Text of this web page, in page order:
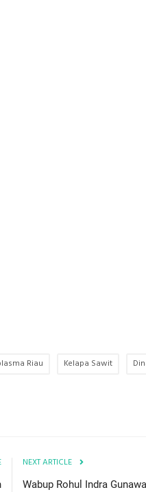
Riau Kelapa Sawit
NEXT ARTICLE
Wabup Rohul Indra